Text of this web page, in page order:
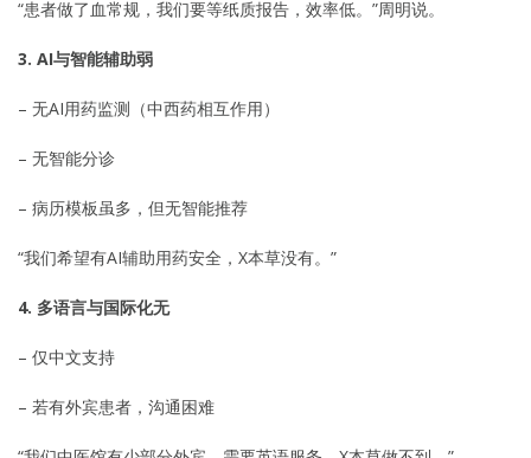
“患者做了血常规，我们要等纸质报告，效率低。”周明说。
3. AI与智能辅助弱
– 无AI用药监测（中西药相互作用）
– 无智能分诊
– 病历模板虽多，但无智能推荐
“我们希望有AI辅助用药安全，X本草没有。”
4. 多语言与国际化无
– 仅中文支持
– 若有外宾患者，沟通困难